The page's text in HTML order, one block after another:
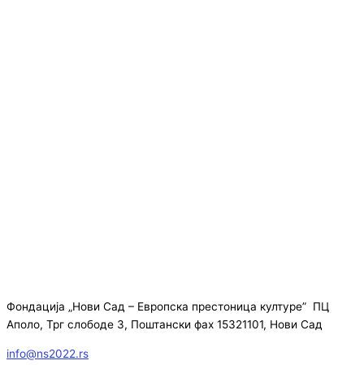
Фондација „Нови Сад – Европска престоница културе” ПЦ
Аполо, Трг слободе 3, Поштански фах 15321101, Нови Сад
info@ns2022.rs